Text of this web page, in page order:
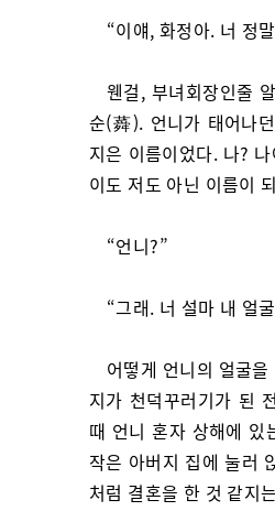
“이얘, 화정아. 너 정
웬걸, 부녀회장인줄
순(蕣). 언니가 태어나
지은 이름이었다. 나?
이도 저도 아닌 이름이
“언니?”
“그래. 너 설마 내 얼
어떻게 언니의 얼굴
지가 천덕꾸러기가 된
때 언니 혼자 상해에 있
작은 아버지 집에 눌러
처럼 결혼을 한 것 같지